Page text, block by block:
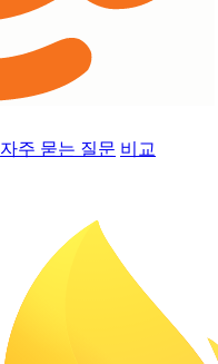
자주 묻는 질문 비교